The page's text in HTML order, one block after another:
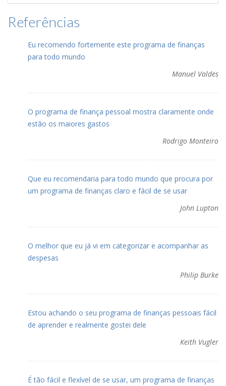
Referências
Eu recomendo fortemente este programa de finanças
para todo mundo
Manuel Valdes
O programa de finança pessoal mostra claramente onde
estão os maiores gastos
Rodrigo Monteiro
Que eu recomendaria para todo mundo que procura por
um programa de finanças claro e fácil de se usar
John Lupton
O melhor que eu já vi em categorizar e acompanhar as
despesas
Philip Burke
Estou achando o seu programa de finanças pessoais fácil
de aprender e realmente gostei dele
Keith Vugler
É tão fácil e flexível de se usar, um programa de finanças